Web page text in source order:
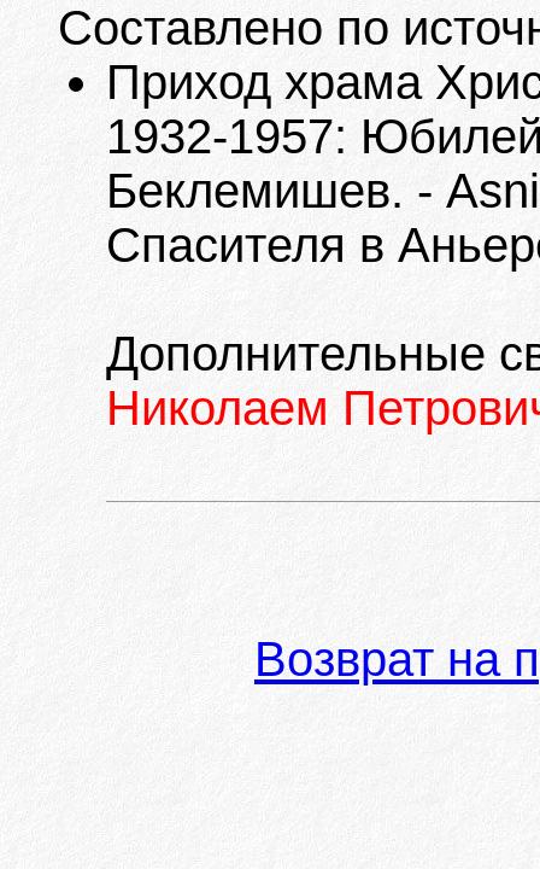
Составлено по
Приход храма
1932-1957:
Беклемишев. -
Спасителя в
Дополнительные
Николаем
Возврат на